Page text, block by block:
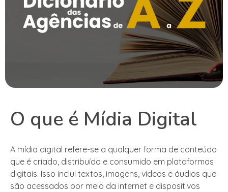
O que é Mídia Digital
A mídia digital refere-se a qualquer forma de conteúdo
que é criado, distribuído e consumido em plataformas
digitais. Isso inclui textos, imagens, vídeos e áudios que
são acessados por meio da internet e dispositivos